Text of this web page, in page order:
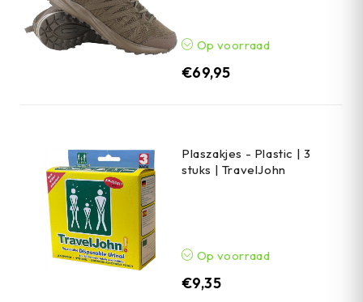
Op voorraad
€69,95
Plaszakjes - Plastic | 3
stuks | TravelJohn
Op voorraad
€9,35